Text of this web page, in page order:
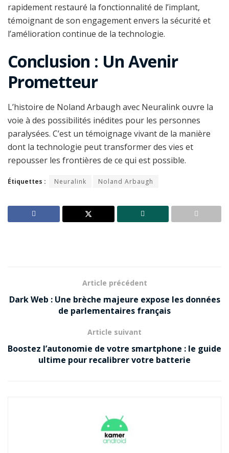
rapidement restauré la fonctionnalité de l’implant,
témoignant de son engagement envers la sécurité et
l’amélioration continue de la technologie.
Conclusion : Un Avenir
Prometteur
L’histoire de Noland Arbaugh avec Neuralink ouvre la
voie à des possibilités inédites pour les personnes
paralysées. C’est un témoignage vivant de la manière
dont la technologie peut transformer des vies et
repousser les frontières de ce qui est possible.
Étiquettes : Neuralink Noland Arbaugh
Article précédent
Dark Web : Une brèche majeure expose les données
de parlementaires français
Article suivant
Boostez l’autonomie de votre smartphone : le guide
ultime pour recalibrer votre batterie